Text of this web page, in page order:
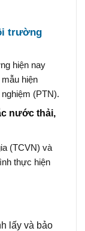
trường
hiện nay
hiện
(PTN).
nước thải,
(TCVN) và
thực hiện
lấy và bảo